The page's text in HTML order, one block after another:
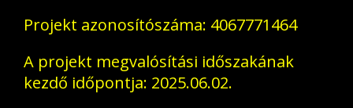
Projekt azonosítószáma: 4067771464
A projekt megvalósítási időszakának
kezdő időpontja: 2025.06.02.